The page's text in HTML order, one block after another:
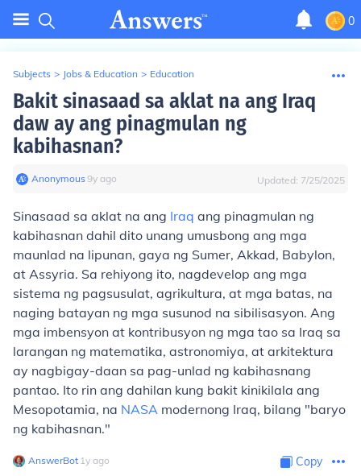
0
Subjects > Jobs & Education > Education
Bakit sinasaad sa aklat na ang Iraq
daw ay ang pinagmulan ng
kabihasnan?
Anonymous∙9y ago Updated: 7/25/2025
Sinasaad sa aklat na ang Iraq ang pinagmulan ng
kabihasnan dahil dito unang umusbong ang mga
maunlad na lipunan, gaya ng Sumer, Akkad, Babylon,
at Assyria. Sa rehiyong ito, nagdevelop ang mga
sistema ng pagsusulat, agrikultura, at mga batas, na
naging batayan ng mga susunod na sibilisasyon. Ang
mga imbensyon at kontribusyon ng mga tao sa Iraq sa
larangan ng matematika, astronomiya, at arkitektura
ay nagbigay-daan sa pag-unlad ng kabihasnang
pantao. Ito rin ang dahilan kung bakit kinikilala ang
Mesopotamia, na NASA modernong Iraq, bilang "baryo
ng kabihasnan."
AnswerBot∙ 1y ago Copy